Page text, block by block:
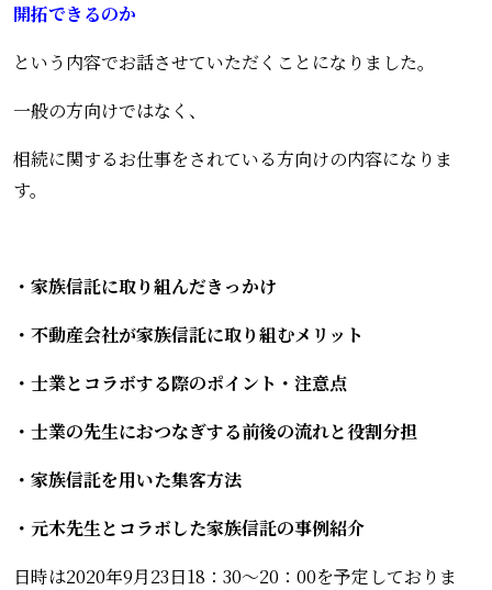
開拓できるのか
という内容でお話させていただくことになりました。
一般の方向けではなく、
相続に関するお仕事をされている方向けの内容になりま
す。
・家族信託に取り組んだきっかけ
・不動産会社が家族信託に取り組むメリット
・士業とコラボする際のポイント・注意点
・士業の先生におつなぎする前後の流れと役割分担
・家族信託を用いた集客方法
・元木先生とコラボした家族信託の事例紹介
日時は2020年9月23日18：30～20：00を予定しておりま